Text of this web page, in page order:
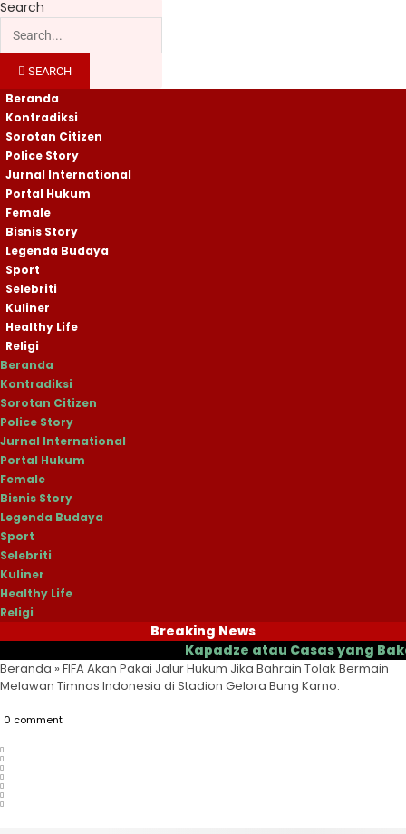
Search
SEARCH
Beranda
Kontradiksi
Sorotan Citizen
Police Story
Jurnal International
Portal Hukum
Female
Bisnis Story
Legenda Budaya
Sport
Selebriti
Kuliner
Healthy Life
Religi
Beranda
Kontradiksi
Sorotan Citizen
Police Story
Jurnal International
Portal Hukum
Female
Bisnis Story
Legenda Budaya
Sport
Selebriti
Kuliner
Healthy Life
Religi
Breaking News
Kapadze atau Casas yang Bakal
Beranda »FIFA Akan Pakai Jalur Hukum Jika Bahrain Tolak Bermain
Melawan Timnas Indonesia di Stadion Gelora Bung Karno.
0 comment